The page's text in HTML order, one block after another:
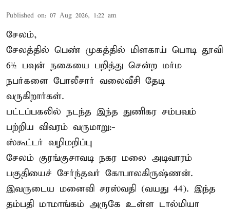
Published on: 07 Aug 2026, 1:22 am
சேலம்,
சேலத்தில் பெண் முகத்தில் மிளகாய் பொடி தூவி
6½ பவுன் நகையை பறித்து சென்ற மர்ம
நபர்களை போலீசார் வலைவீசி தேடி
வருகிறார்கள்.
பட்டப்பகலில் நடந்த இந்த துணிகர சம்பவம்
பற்றிய விவரம் வருமாறு:-
ஸ்கூட்டர் வழிமறிப்பு
சேலம் குரங்குசாவடி நகர மலை அடிவாரம்
பகுதியைச் சேர்ந்தவர் கோபாலகிருஷ்ணன்.
இவருடைய மனைவி சரஸ்வதி (வயது 44). இந்த
தம்பதி மாமாங்கம் அருகே உள்ள டால்மியா